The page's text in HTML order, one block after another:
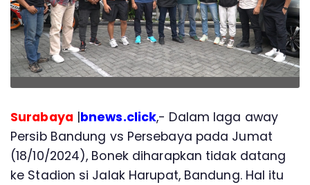
Surabaya |bnews.click,- Dalam laga away
Persib Bandung vs Persebaya pada Jumat
(18/10/2024), Bonek diharapkan tidak datang
ke Stadion si Jalak Harupat, Bandung. Hal itu